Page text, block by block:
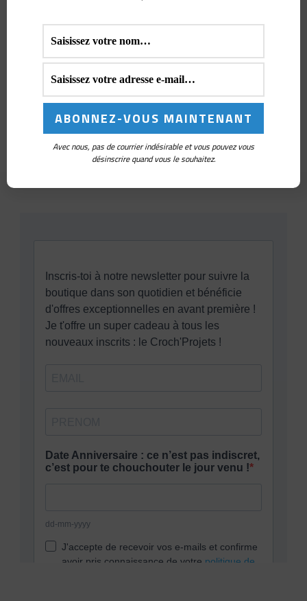
Marqueurs de maille (341)
Matériel pour amigurumi
Modèles au crochet
Pin's et Badges (9)
Sacs à projet et pochettes à crochets (26)
Avec nous, pas de courrier indésirable et vous pouvez vous
désinscrire quand vous le souhaitez.